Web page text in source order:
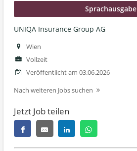
Sprachausgabe
UNIQA Insurance Group AG
Wien
Vollzeit
Veröffentlicht am 03.06.2026
Nach weiteren Jobs suchen
Jetzt Job teilen